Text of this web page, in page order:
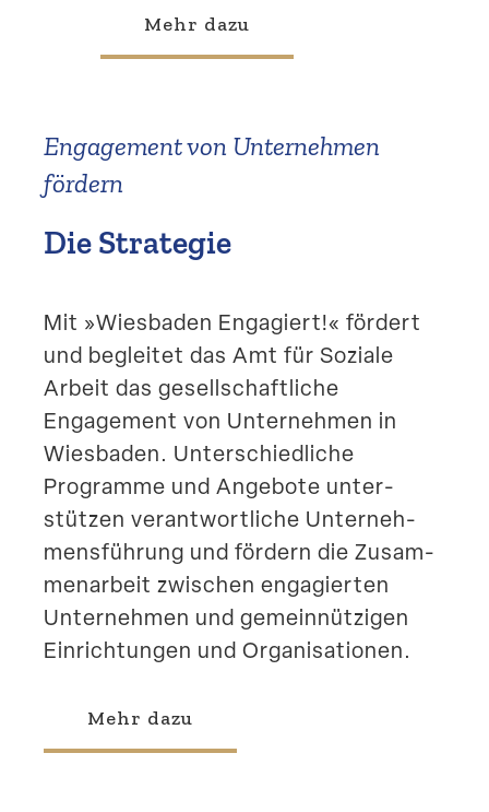
Mehr dazu
Engagement von Unter­nehmen
fördern
Die Strategie
Mit »Wiesbaden Engagiert!« fördert
und begleitet das Amt für Soziale
Arbeit das gesell­schaft­liche
Engagement von Unter­nehmen in
Wiesbaden. Unter­schied­liche
Programme und Angebote unter­
stützen verant­wort­liche Unter­neh­
mens­führung und fördern die Zusam­
men­arbeit zwischen engagierten
Unter­nehmen und gemein­nüt­zigen
Einrich­tungen und Organisationen.
Mehr dazu